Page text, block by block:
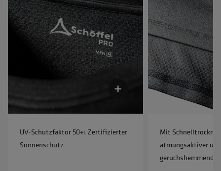
UV-Schutzfaktor 50+: Zertifizierter
Sonnenschutz
Mit
atmungsaktiver und